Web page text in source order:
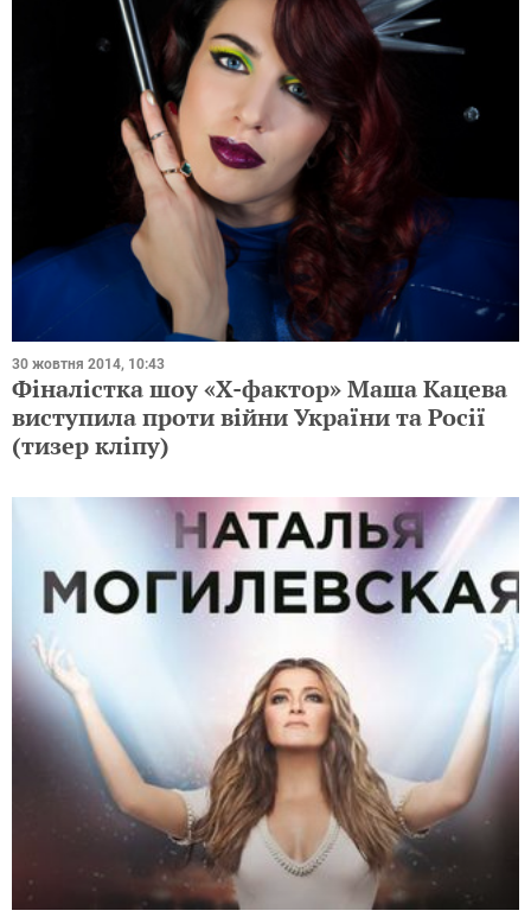
30 жовтня 2014, 10:43
Фіналістка шоу «Х-фактор» Маша Кацева
виступила проти війни України та Росії
(тизер кліпу)